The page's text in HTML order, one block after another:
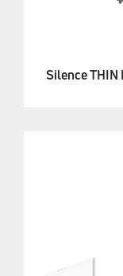
Silence THIN